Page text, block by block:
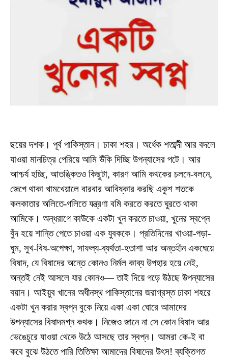
ছয়ের দশক। পূর্ব পাকিস্তান। ঢাকা শহর। অর্ধেক শতাব্দী আর বদলে
যাওয়া মানচিত্র পেরিয়ে আমি উঁকি দিচ্ছি উপন্যাসের পটে। আর
আশ্চর্য হচ্ছি, আতঙ্কিতও কিছুটা, কারণ আমি কথকের চলনে-বলনে,
জেগে থাকা খামখেয়ালে বারবার আবিষ্কার করছি একুশ শতকে
কলকাতার অলিতে-গলিতে যন্ত্রণা বমি করতে করতে ঘুরতে থাকা
আমিকে। অন্ধরাগে কাউকে একটা খুন করতে চাওয়া, খুনের স্বপ্নে
বুঁদ হয়ে শান্তি পেতে চাওয়া এক যুবককে। প্রতিদিনের খাওয়া-পড়া-
ঘুম, সুখ-বিষ-অপেক্ষা, সাফল্য-ব্যর্থতা-হতাশা আর অন্তহীন একঘেয়ে
বিষাদ, যে বিষাদের অন্তে কোনও নির্মল কাব্য উপহার হয়ে নেই,
অন্তই নেই আসলে যার কোনও— তাই দিয়ে গড়ে উঠছে উপন্যাসের
বয়ান। আইয়ুব খানের অধীনস্থ পাকিস্তানের জরাগ্রস্ত ঢাকা শহরে
একটা খুন করার স্বপ্ন বুকে নিয়ে একা একা ঘোরে আমাদের
উপন্যাসের বিষাদমগ্ন কথক। নিজেও জানে না সে কোন বিষাদ আর
ভেঙেচুরে যাওয়া থেকে উঠে আসছে তার স্বপ্ন। আমরা কে-ই বা
কবে বুঝে উঠতে পারি তিতিক্ষা আমাদের বিষাদের উৎস! ব্যক্তিগত